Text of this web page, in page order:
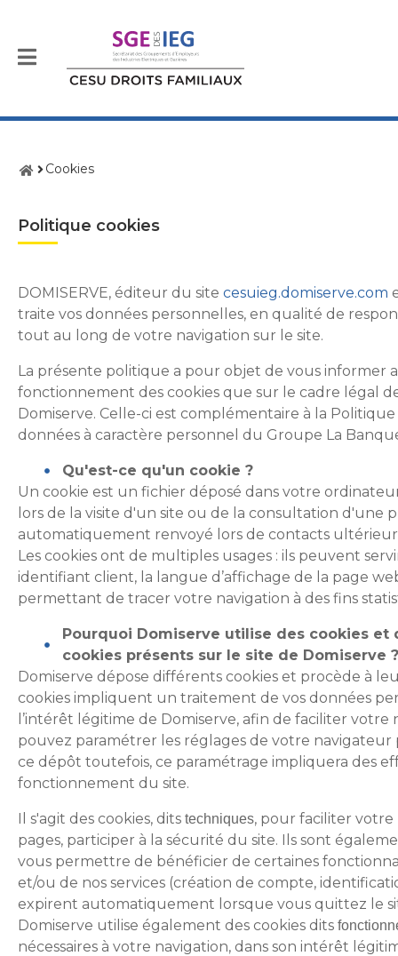
AccueilCookies
Politique cookies
DOMISERVE, éditeur du site cesuieg.domiserve.com
traite vos données personnelles, en qualité de
tout au long de votre navigation sur le site.
La présente politique a pour objet de vous informer
fonctionnement des cookies que sur le cadre légal
Domiserve. Celle-ci est complémentaire à la
données à caractère personnel du Groupe La
Qu'est-ce qu'un cookie ?
Un cookie est un fichier déposé dans votre
lors de la visite d'un site ou de la consultation d'une
automatiquement renvoyé lors de contacts
Les cookies ont de multiples usages : ils peuvent
identifiant client, la langue d’affichage de la page
permettant de tracer votre navigation à des fins
Pourquoi Domiserve utilise des cookies et
cookies présents sur le site de Domiserve
Domiserve dépose différents cookies et procède à
cookies impliquent un traitement de vos données
l’intérêt légitime de Domiserve, afin de faciliter votre
pouvez paramétrer les réglages de votre navigateur
ce dépôt toutefois, ce paramétrage impliquera des
fonctionnement du site.
Il s'agit des cookies, dits techniques, pour faciliter votre
pages, participer à la sécurité du site. Ils sont
vous permettre de bénéficier de certaines
et/ou de nos services (création de compte,
expirent automatiquement lorsque vous quittez le
Domiserve utilise également des cookies dits
nécessaires à votre navigation, dans son intérêt